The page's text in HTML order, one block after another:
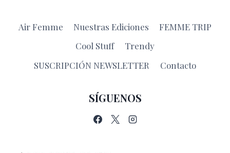
Air Femme Nuestras Ediciones
FEMME TRIP
Cool Stuff
Trendy
SUSCRIPCIÓN NEWSLETTER
Contacto
SÍGUENOS